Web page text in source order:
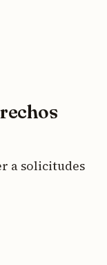
a solicitudes